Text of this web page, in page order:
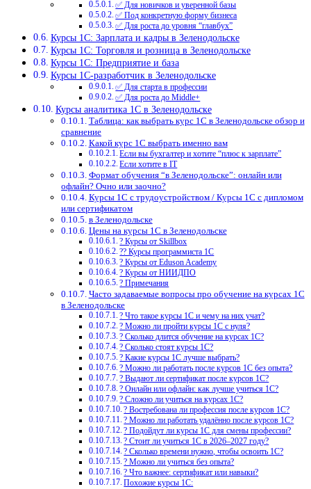
✅ Для новичков и уверенной базы
✅ Под конкретную форму бизнеса
✅ Для роста до уровня “главбух”
Курсы 1С: Зарплата и кадры в Зеленодольске
Курсы 1С: Торговля и розница в Зеленодольске
Курсы 1С: Предприятие и база
Курсы 1С-разработчик в Зеленодольске
✅ Для старта в профессии
✅ Для роста до Middle+
Курсы аналитика 1С в Зеленодольске
Таблица: как выбрать курс 1С в Зеленодольске обзор и
сравнение
Какой курс 1С выбрать именно вам
Если вы бухгалтер и хотите “плюс к зарплате”
Если хотите в IT
Формат обучения “в Зеленодольске”: онлайн или
офлайн? Очно или заочно?
Курсы 1С с трудоустройством / Курсы 1С с дипломом
или сертификатом
в Зеленодольске
Цены на курсы 1С в Зеленодольске
? Курсы от Skillbox
?‍? Курсы программиста 1С
? Курсы от Eduson Academy
? Курсы от НИИДПО
? Примечания
Часто задаваемые вопросы про обучение на курсах 1С
в Зеленодольске
? Что такое курсы 1С и чему на них учат?
? Можно ли пройти курсы 1С с нуля?
? Сколько длится обучение на курсах 1С?
? Сколько стоят курсы 1С?
? Какие курсы 1С лучше выбрать?
? Можно ли работать после курсов 1С без опыта?
? Выдают ли сертификат после курсов 1С?
? Онлайн или офлайн: как лучше учиться 1С?
? Сложно ли учиться на курсах 1С?
? Востребована ли профессия после курсов 1С?
? Можно ли работать удалённо после курсов 1С?
? Подойдут ли курсы 1С для смены профессии?
? Стоит ли учиться 1С в 2026–2027 году?
? Сколько времени нужно, чтобы освоить 1С?
? Можно ли учиться без опыта?
? Что важнее: сертификат или навыки?
Похожие курсы 1С: